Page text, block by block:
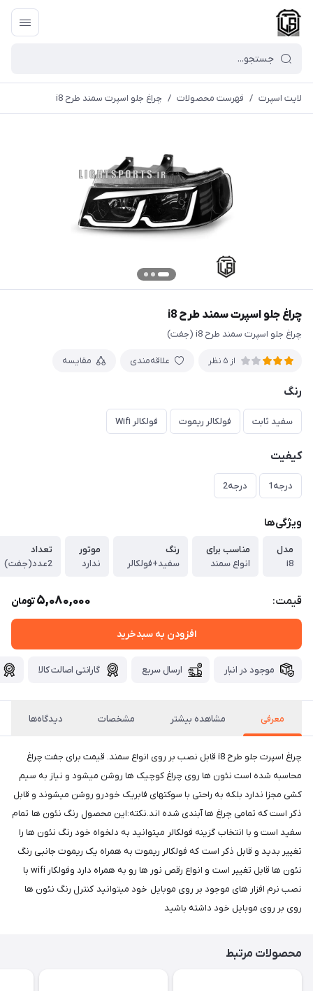
لایت اسپرت / فهرست محصولات / چراغ جلو اسپرت سمند طرح i8
چراغ جلو اسپرت سمند طرح i8
چراغ جلو اسپرت سمند طرح i8 (جفت)
از 5 نظر علاقه‌مندی مقایسه
رنگ
سفید ثابت فولکالر ریموت فولکالر Wifi
کیفیت
درجه1 درجه2
ویژگی‌ها
مدل
i8
مناسب برای
انواع سمند
رنگ
سفید+فولکالر
موتور
ندارد
تعداد
2عدد(جفت)
قیمت: 5,080,000تومان
افزودن به سبدخرید
موجود در انبار ارسال سریع گارانتی اصالت کالا
معرفی مشاهده بیشتر مشخصات دیدگاه‌ها
چراغ اسپرت جلو طرح i8 قابل نصب بر روی انواع سمند. قیمت برای جفت چراغ
محاسبه شده است نئون ها روی چراغ کوچیک ها روشن میشود و نیاز به سیم
کشی مجزا ندارد بلکه به راحتی با سوکتهای فابریک خودرو روشن میشوند و قابل
ذکر است که تمامی چراغ ها آبندی شده اند.نکته:این محصول رنگ نئون ها تمام
سفید است و با انتخاب گزینه فولکالر میتوانید به دلخواه خود رنگ نئون ها را
تغییر بدید و قابل ذکر است که فولکالر ریموت به همراه یک ریموت جانبی رنگ
نئون ها قابل تغییر است و انواع رقص نور ها رو به همراه دارد وفولکار wifi با
نصب نرم افزار های موجود بر روی موبایل خود میتوانید کنترل رنگ نئون ها
روی بر روی موبایل خود داشته باشید
محصولات مرتبط